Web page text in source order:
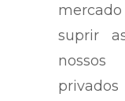
suprir